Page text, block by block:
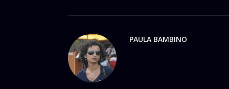
PAULA BAMBINO